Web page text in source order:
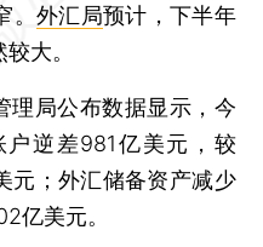
外汇局预计，下半年
大。
局公布数据显示，今
逆差981亿美元，较
元；外汇储备资产减少
亿美元。